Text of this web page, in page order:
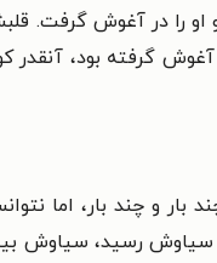
را در آغوش گرفت.
گرفته بود،
و چند بار، اما
سیاوش رسید،